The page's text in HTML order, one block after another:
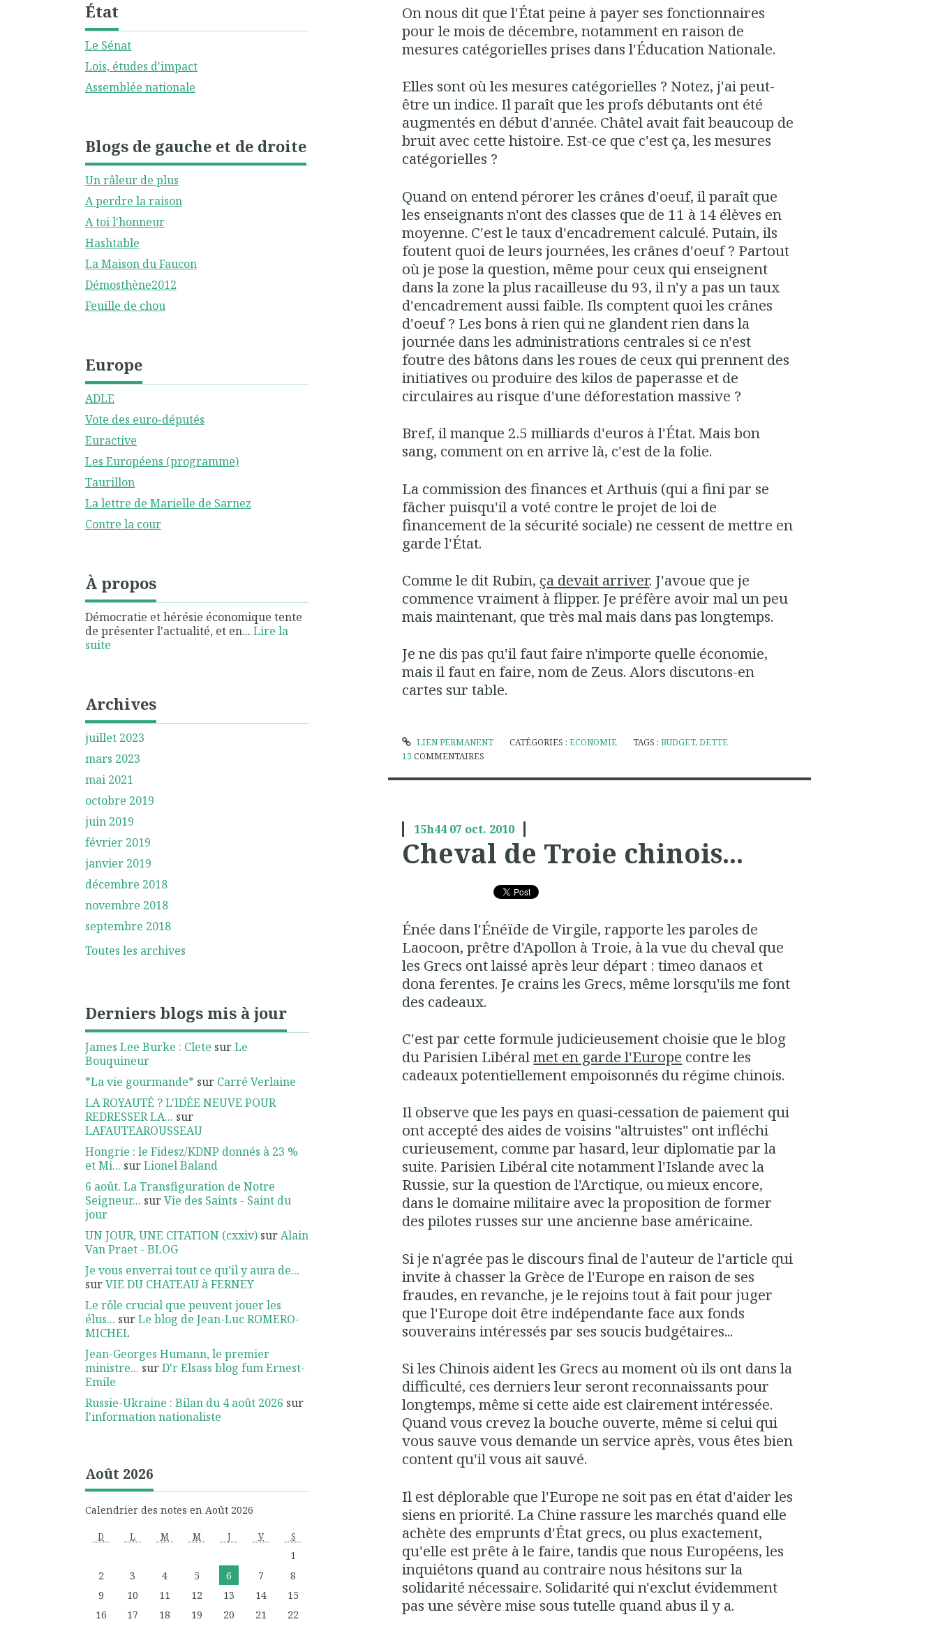
État
Le Sénat
Lois, études d'impact
Assemblée nationale
Blogs de gauche et de droite
Un râleur de plus
A perdre la raison
A toi l'honneur
Hashtable
La Maison du Faucon
Démosthène2012
Feuille de chou
Europe
ADLE
Vote des euro-députés
Euractive
Les Européens (programme)
Taurillon
La lettre de Marielle de Sarnez
Contre la cour
À propos
Démocratie et hérésie économique tente
de présenter l'actualité, et en... Lire la
suite
Archives
juillet 2023
mars 2023
mai 2021
octobre 2019
juin 2019
février 2019
janvier 2019
décembre 2018
novembre 2018
septembre 2018
Toutes les archives
Derniers blogs mis à jour
James Lee Burke : Clete surLe
Bouquineur
*La vie gourmande* sur Carré Verlaine
LA ROYAUTÉ ? L'IDÉE NEUVE POUR
REDRESSER LA... sur
LAFAUTEAROUSSEAU
Hongrie : le Fidesz/KDNP donnés à 23 %
et Mi... surLionel Baland
6 août. La Transfiguration de Notre
Seigneur... surVie des Saints - Saint du
jour
UN JOUR, UNE CITATION (cxxiv) surAlain
Van Praet - BLOG
Je vous enverrai tout ce qu’il y aura de...
surVIE DU CHATEAU à FERNEY
Le rôle crucial que peuvent jouer les
élus... surLe blog de Jean-Luc ROMERO-
MICHEL
Jean-Georges Humann, le premier
ministre... surD'r Elsass blog fum Ernest-
Emile
Russie-Ukraine : Bilan du 4 août 2026 sur
l'information nationaliste
Août 2026
Calendrier des notes en Août 2026
D L M M J V S
1
2
3 4 5 6 7
8
9
10 11 12 13 14
15
16
17 18 19 20 21
22
On nous dit que l'État peine à payer ses fonctionnaires
pour le mois de décembre, notamment en raison de
mesures catégorielles prises dans l'Éducation Nationale.
Elles sont où les mesures catégorielles ? Notez, j'ai peut-
être un indice. Il paraît que les profs débutants ont été
augmentés en début d'année. Châtel avait fait beaucoup de
bruit avec cette histoire. Est-ce que c'est ça, les mesures
catégorielles ?
Quand on entend pérorer les crânes d'oeuf, il paraît que
les enseignants n'ont des classes que de 11 à 14 élèves en
moyenne. C'est le taux d'encadrement calculé. Putain, ils
foutent quoi de leurs journées, les crânes d'oeuf ? Partout
où je pose la question, même pour ceux qui enseignent
dans la zone la plus racailleuse du 93, il n'y a pas un taux
d'encadrement aussi faible. Ils comptent quoi les crânes
d'oeuf ? Les bons à rien qui ne glandent rien dans la
journée dans les administrations centrales si ce n'est
foutre des bâtons dans les roues de ceux qui prennent des
initiatives ou produire des kilos de paperasse et de
circulaires au risque d'une déforestation massive ?
Bref, il manque 2.5 milliards d'euros à l'État. Mais bon
sang, comment on en arrive là, c'est de la folie.
La commission des finances et Arthuis (qui a fini par se
fâcher puisqu'il a voté contre le projet de loi de
financement de la sécurité sociale) ne cessent de mettre en
garde l'État.
Comme le dit Rubin, ça devait arriver. J'avoue que je
commence vraiment à flipper. Je préfère avoir mal un peu
mais maintenant, que très mal mais dans pas longtemps.
Je ne dis pas qu'il faut faire n'importe quelle économie,
mais il faut en faire, nom de Zeus. Alors discutons-en
cartes sur table.
LIEN PERMANENT CATÉGORIES : ECONOMIE TAGS : BUDGET, DETTE
13 COMMENTAIRES
15h44 07 oct. 2010
Cheval de Troie chinois...
Énée dans l'Énéïde de Virgile, rapporte les paroles de
Laocoon, prêtre d'Apollon à Troie, à la vue du cheval que
les Grecs ont laissé après leur départ : timeo danaos et
dona ferentes. Je crains les Grecs, même lorsqu'ils me font
des cadeaux.
C'est par cette formule judicieusement choisie que le blog
du Parisien Libéralmet en garde l'Europe contre les
cadeaux potentiellement empoisonnés du régime chinois.
Il observe que les pays en quasi-cessation de paiement qui
ont accepté des aides de voisins "altruistes" ont infléchi
curieusement, comme par hasard, leur diplomatie par la
suite. Parisien Libéral cite notamment l'Islande avec la
Russie, sur la question de l'Arctique, ou mieux encore,
dans le domaine militaire avec la proposition de former
des pilotes russes sur une ancienne base américaine.
Si je n'agrée pas le discours final de l'auteur de l'article qui
invite à chasser la Grèce de l'Europe en raison de ses
fraudes, en revanche, je le rejoins tout à fait pour juger
que l'Europe doit être indépendante face aux fonds
souverains intéressés par ses soucis budgétaires...
Si les Chinois aident les Grecs au moment où ils ont dans la
difficulté, ces derniers leur seront reconnaissants pour
longtemps, même si cette aide est clairement intéressée.
Quand vous crevez la bouche ouverte, même si celui qui
vous sauve vous demande un service après, vous êtes bien
content qu'il vous ait sauvé.
Il est déplorable que l'Europe ne soit pas en état d'aider les
siens en priorité. La Chine rassure les marchés quand elle
achète des emprunts d'État grecs, ou plus exactement,
qu'elle est prête à le faire, tandis que nous Européens, les
inquiétons quand au contraire nous hésitons sur la
solidarité nécessaire. Solidarité qui n'exclut évidemment
pas une sévère mise sous tutelle quand abus il y a.